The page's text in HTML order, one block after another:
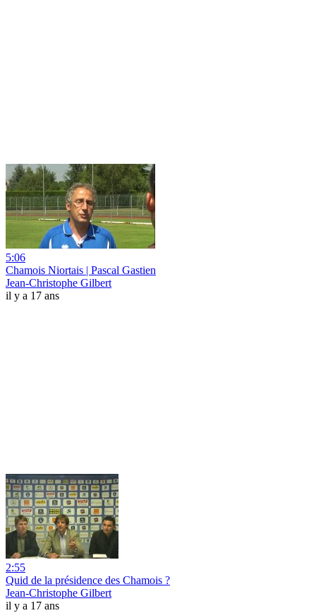
5:06
Chamois Niortais | Pascal Gastien
Jean-Christophe Gilbert
il y a 17 ans
2:55
Quid de la présidence des Chamois ?
Jean-Christophe Gilbert
il y a 17 ans